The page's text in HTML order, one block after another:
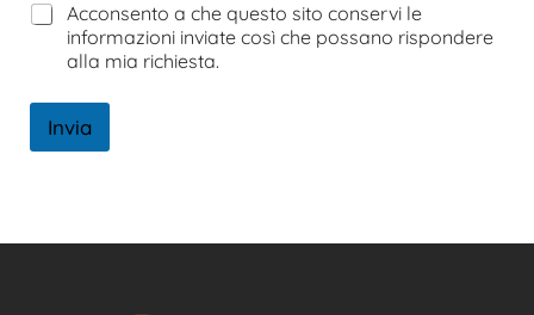
Acconsento a che questo sito conservi le
informazioni inviate così che possano rispondere
alla mia richiesta.
Invia